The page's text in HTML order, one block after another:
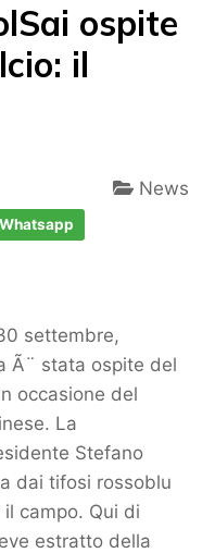
ospite
il
News
Whatsapp
settembre,
Ã¨ stata ospite del
occasione del
La
Stefano
dai tifosi rossoblu
campo. Qui di
estratto della